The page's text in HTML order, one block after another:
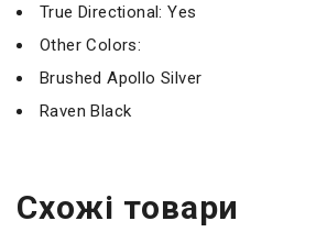
True Directional: Yes
Other Colors:
Brushed Apollo Silver
Raven Black
Схожі товари